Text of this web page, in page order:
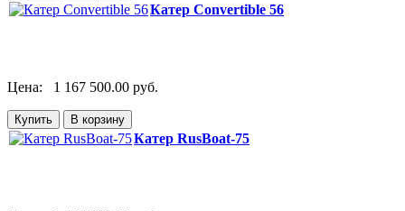
Катер Convertible 56
Цена: 1 167 500.00 руб.
Катер RusBoat-75